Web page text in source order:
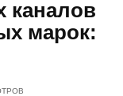
каналов
марок: